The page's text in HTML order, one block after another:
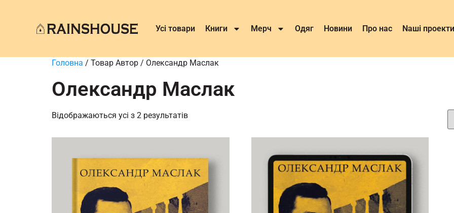
Усі товари Книги Мерч Одяг Новини Про нас Nаші проекти
Головна / Товар Автор / Олександр Маслак
Олександр Маслак
Відображаються усі з 2 результатів